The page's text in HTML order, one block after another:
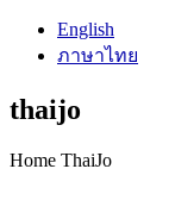
English
ภาษาไทย
thaijo
Home ThaiJo